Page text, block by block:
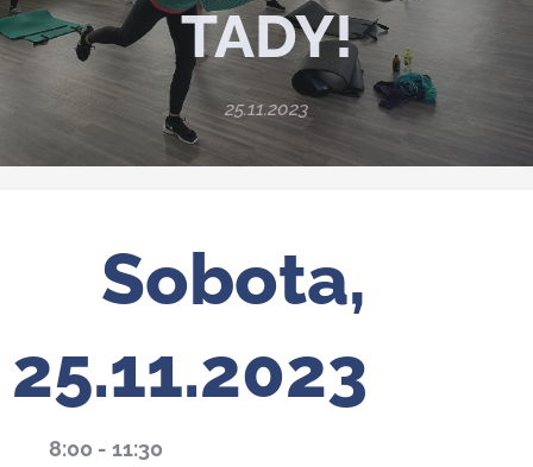
TADY!
25.11.2023
Sobota,
25.11.2023
8:00 - 11:30